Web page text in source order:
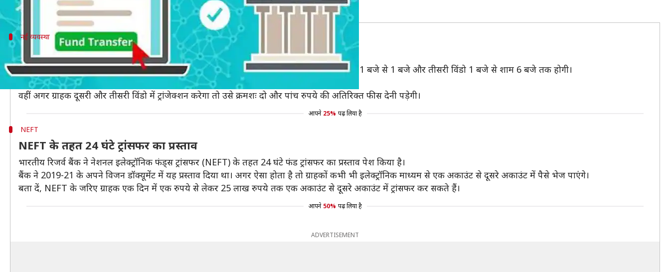
नई व्यवस्था
तीन विंडो के तहत होगी ट्रांजेक्शन
नई व्यवस्था के लिए तीन टाइम विंडो में ट्रांजेक्शन होगा। पहली विंडो सुबह 8 बजे से 11 बजे, दूसरी विंडो 11 बजे से 1 बजे और तीसरी विंडो 1 बजे से शाम 6 बजे तक होगी।
पहली विंडो में ट्रांजेक्शन करने के लिए ग्राहकों को तय चार्ज से ज्यादा कोई फीस नहीं देनी होगी।
वहीं अगर ग्राहक दूसरी और तीसरी विंडो में ट्रांजेक्शन करेगा तो उसे क्रमशः दो और पांच रुपये की अतिरिक्त फीस देनी पड़ेगी।
आपने 25% पढ़ लिया है
NEFT
NEFT के तहत 24 घंटे ट्रांसफर का प्रस्ताव
भारतीय रिजर्व बैंक ने नेशनल इलेक्ट्रॉनिक फंड्स ट्रांसफर (NEFT) के तहत 24 घंटे फंड ट्रांसफर का प्रस्ताव पेश किया है।
बैंक ने 2019-21 के अपने विजन डॉक्यूमेंट में यह प्रस्ताव दिया था। अगर ऐसा होता है तो ग्राहकों कभी भी इलेक्ट्रॉनिक माध्यम से एक अकाउंट से दूसरे अकाउंट में पैसे भेज पाएंगे।
बता दें, NEFT के जरिए ग्राहक एक दिन में एक रुपये से लेकर 25 लाख रुपये तक एक अकाउंट से दूसरे अकाउंट में ट्रांसफर कर सकते हैं।
आपने 50% पढ़ लिया है
ADVERTISEMENT